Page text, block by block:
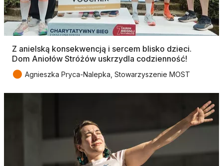
Z anielską konsekwencją i sercem blisko dzieci.
Dom Aniołów Stróżów uskrzydla codzienność!
● Agnieszka Pryca-Nalepka, Stowarzyszenie MOST